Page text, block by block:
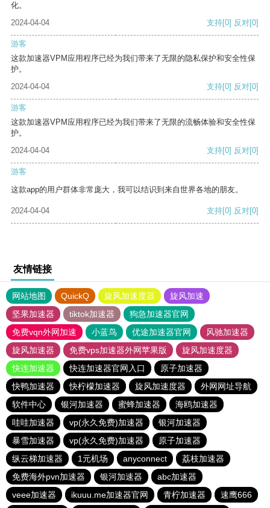
化。
2024-04-04
支持[0] 反对[0]
游客
这款加速器VPM应用程序已经为我们带来了无限的隐私保护和安全性保
护。
2024-04-04
支持[0] 反对[0]
游客
这款加速器VPM应用程序已经为我们带来了无限的流畅体验和安全性保
护。
2024-04-04
支持[0] 反对[0]
游客
这款app的用户群体非常庞大，我可以结识到来自世界各地的朋友。
2024-04-04 支持[0] 反对[0]
友情链接
网站地图 QuickQ 旋风加速度器
旋风加速
坚果加速器
tiktok加速器
狗急加速器官网
免费vqn外网加速
小蓝鸟 优途加速器官网
风驰加速器
旋风加速器
免费vps加速器外网苹果版
旋风加速度器
快连加速器
快连加速器官网入口
原子加速器
快鸭加速器
快柠檬加速器 旋风加速度器
外网网址导航
软件中心
银河加速器 蜜蜂加速器
海鸥加速器
哇哇加速器
vp(永久免费)加速器
银河加速器
暴雪加速器
vp(永久免费)加速器
原子加速器
纵云梯加速器
1元机场 anyconnect
荔枝加速器
免费海外pvn加速器
银河加速器
abc加速器
veee加速器
ikuuu.me加速器官网 青柠加速器 速鹰666